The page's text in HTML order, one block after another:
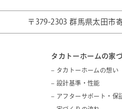
〒379-2303 群馬県太田市
タカトーホームの家
– タカトーホームの想い
– 設計基準・性能
– アフターサポート・保